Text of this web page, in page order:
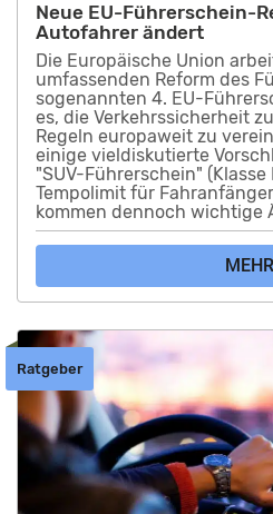
Neue EU-Führerschein-
Autofahrer ändert
Die Europäische Union
umfassenden Reform des
sogenannten 4. EU-
es, die Verkehrssicherheit
Regeln europaweit zu
einige vieldiskutierte
"SUV-Führerschein" (Klasse
Tempolimit für
kommen dennoch wichtige
MEHR
Ratgeber